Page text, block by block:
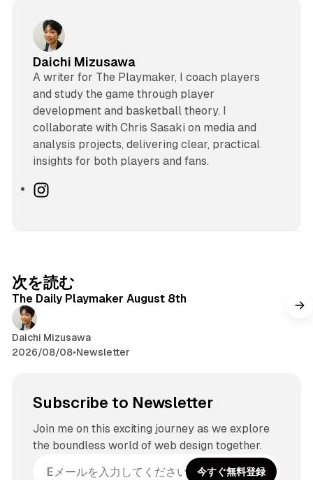
Daichi Mizusawa
A writer for The Playmaker, I coach players
and study the game through player
development and basketball theory. I
collaborate with Chris Sasaki on media and
analysis projects, delivering clear, practical
insights for both players and fans.
I
g
r
a
次を読む
The Daily Playmaker August 8th
Daichi Mizusawa
2026/08/08•Newsletter
Subscribe to Newsletter
Join me on this exciting journey as we explore
the boundless world of web design together.
今すぐ無料登録